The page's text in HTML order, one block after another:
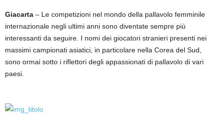
Giacarta – Le competizioni nel mondo della pallavolo femminile
internazionale negli ultimi anni sono diventate sempre più
interessanti da seguire. I nomi dei giocatori stranieri presenti nei
massimi campionati asiatici, in particolare nella Corea del Sud,
sono ormai sotto i riflettori degli appassionati di pallavolo di vari
paesi.